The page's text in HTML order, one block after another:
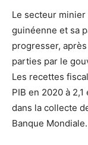
Le secteur minier
guinéenne et sa
progresser,
parties par le
Les recettes
PIB en 2020 à
dans la collecte
Banque Mondiale.